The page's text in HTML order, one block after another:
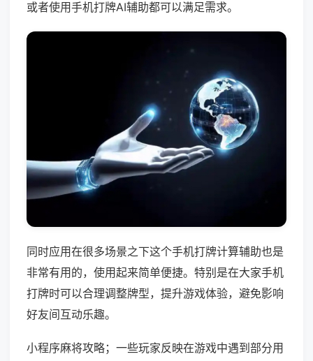
或者使用手机打牌AI辅助都可以满足需求。
同时应用在很多场景之下这个手机打牌计算辅助也是
非常有用的，使用起来简单便捷。特别是在大家手机
打牌时可以合理调整牌型，提升游戏体验，避免影响
好友间互动乐趣。
小程序麻将攻略；一些玩家反映在游戏中遇到部分用